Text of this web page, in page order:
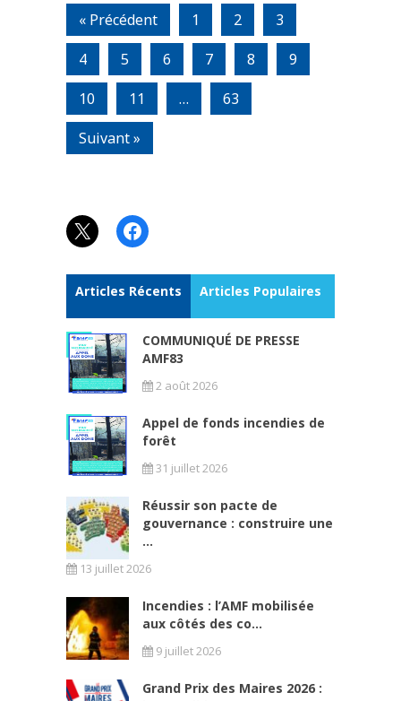
« Précédent 1 2
3
4
5 6 7 8
9
10
11 …
63
Suivant »
X Facebook
Articles Récents Articles Populaires
COMMUNIQUÉ DE PRESSE
AMF83
2 août 2026
Appel de fonds incendies de
forêt
31 juillet 2026
Réussir son pacte de
gouvernance : construire une
...
13 juillet 2026
Incendies : l’AMF mobilisée
aux côtés des co...
9 juillet 2026
Grand Prix des Maires 2026 :